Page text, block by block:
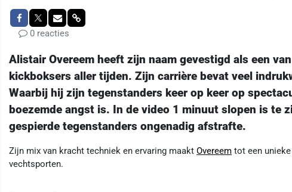
0 reacties
Alistair Overeem heeft zijn naam gevestigd als een
kickboksers aller tijden. Zijn carrière bevat veel
Waarbij hij zijn tegenstanders keer op keer op
boezemde angst is. In de video 1 minuut slopen is te
gespierde tegenstanders ongenadig afstrafte.
Zijn mix van kracht techniek en ervaring maakt Overeem tot een
vechtsporten.